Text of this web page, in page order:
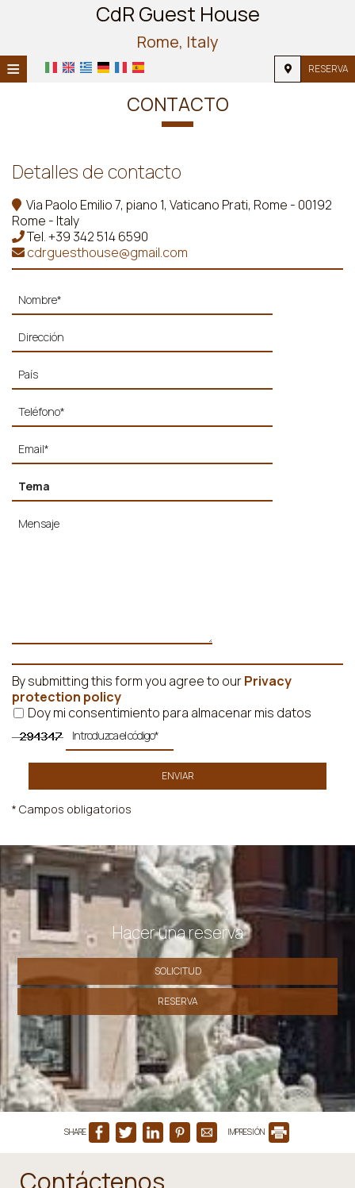
CdR Guest House
Rome, Italy
≡ RESERVA
HOME
UBICACIÓN
ALOJAMIENTO
INSTALACIONES
INVESTIGACIÓN
CONTACTO
Detalles de contacto
Via Paolo Emilio 7, piano 1, Vaticano Prati, Rome - 00192
Rome - Italy
Tel.+39 342 514 6590
cdrguesthouse@gmail.com
By submitting this form you agree to ourPrivacy
protection policy
Doy mi consentimiento para almacenar mis datos
ENVIAR
* Campos obligatorios
Hacer una reserva
SOLICITUD
RESERVA
SHARE IMPRESIÓN